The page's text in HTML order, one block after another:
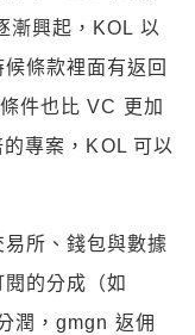
漸興起，KOL 以
條款裡面有返回
件也比 VC 更加
專案，KOL 可以
所、錢包與數據
的分成（如
潤，gmgn 返佣